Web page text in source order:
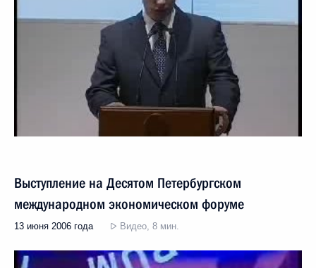
Выступление на Десятом Петербургском
международном экономическом форуме
13 июня 2006 года Видео, 8 мин.